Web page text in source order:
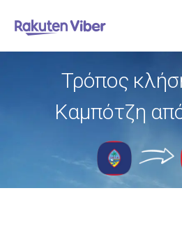
Τρόπος
Καμπότζη